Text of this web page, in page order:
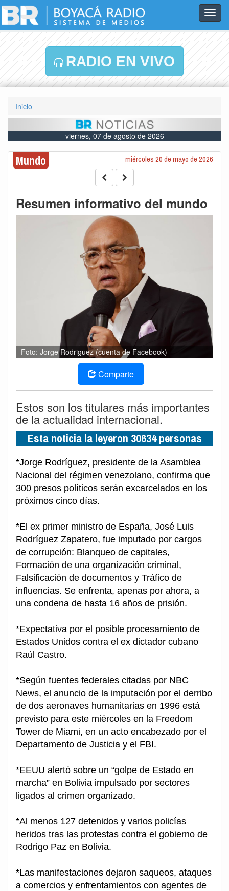
RADIO EN VIVO
Inicio
viernes, 07 de agosto de 2026
Mundo miércoles 20 de mayo de 2026
Resumen informativo del mundo
Foto: Jorge Rodriguez (cuenta de Facebook)
Comparte
Estos son los titulares más importantes
de la actualidad internacional.
Esta noticia la leyeron 30634 personas
*Jorge Rodríguez, presidente de la Asamblea
Nacional del régimen venezolano, confirma que
300 presos políticos serán excarcelados en los
próximos cinco días.
*El ex primer ministro de España, José Luis
Rodríguez Zapatero, fue imputado por cargos
de corrupción: Blanqueo de capitales,
Formación de una organización criminal,
Falsificación de documentos y Tráfico de
influencias. Se enfrenta, apenas por ahora, a
una condena de hasta 16 años de prisión.
*Expectativa por el posible procesamiento de
Estados Unidos contra el ex dictador cubano
Raúl Castro.
*Según fuentes federales citadas por NBC
News, el anuncio de la imputación por el derribo
de dos aeronaves humanitarias en 1996 está
previsto para este miércoles en la Freedom
Tower de Miami, en un acto encabezado por el
Departamento de Justicia y el FBI.
*EEUU alertó sobre un “golpe de Estado en
marcha” en Bolivia impulsado por sectores
ligados al crimen organizado.
*Al menos 127 detenidos y varios policías
heridos tras las protestas contra el gobierno de
Rodrigo Paz en Bolivia.
*Las manifestaciones dejaron saqueos, ataques
a comercios y enfrentamientos con agentes de